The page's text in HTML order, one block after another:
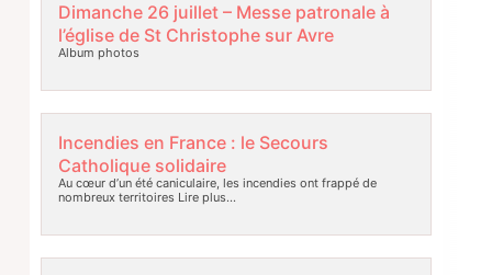
Dimanche 26 juillet – Messe patronale à
l’église de St Christophe sur Avre
Album photos
Incendies en France : le Secours
Catholique solidaire
Au cœur d’un été caniculaire, les incendies ont frappé de
nombreux territoires Lire plus…